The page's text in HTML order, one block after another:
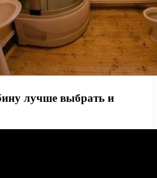
лучше выбрать и